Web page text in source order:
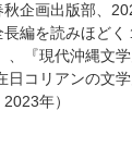
企画出版部、
編を読みほどく
、『現代沖縄文
日コリアンの文
年）